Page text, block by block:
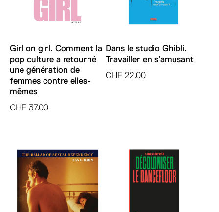
Girl on girl. Comment la
pop culture a retourné
une génération de
femmes contre elles-
mêmes
CHF 37.00
Dans le studio Ghibli.
Travailler en s’amusant
CHF 22.00